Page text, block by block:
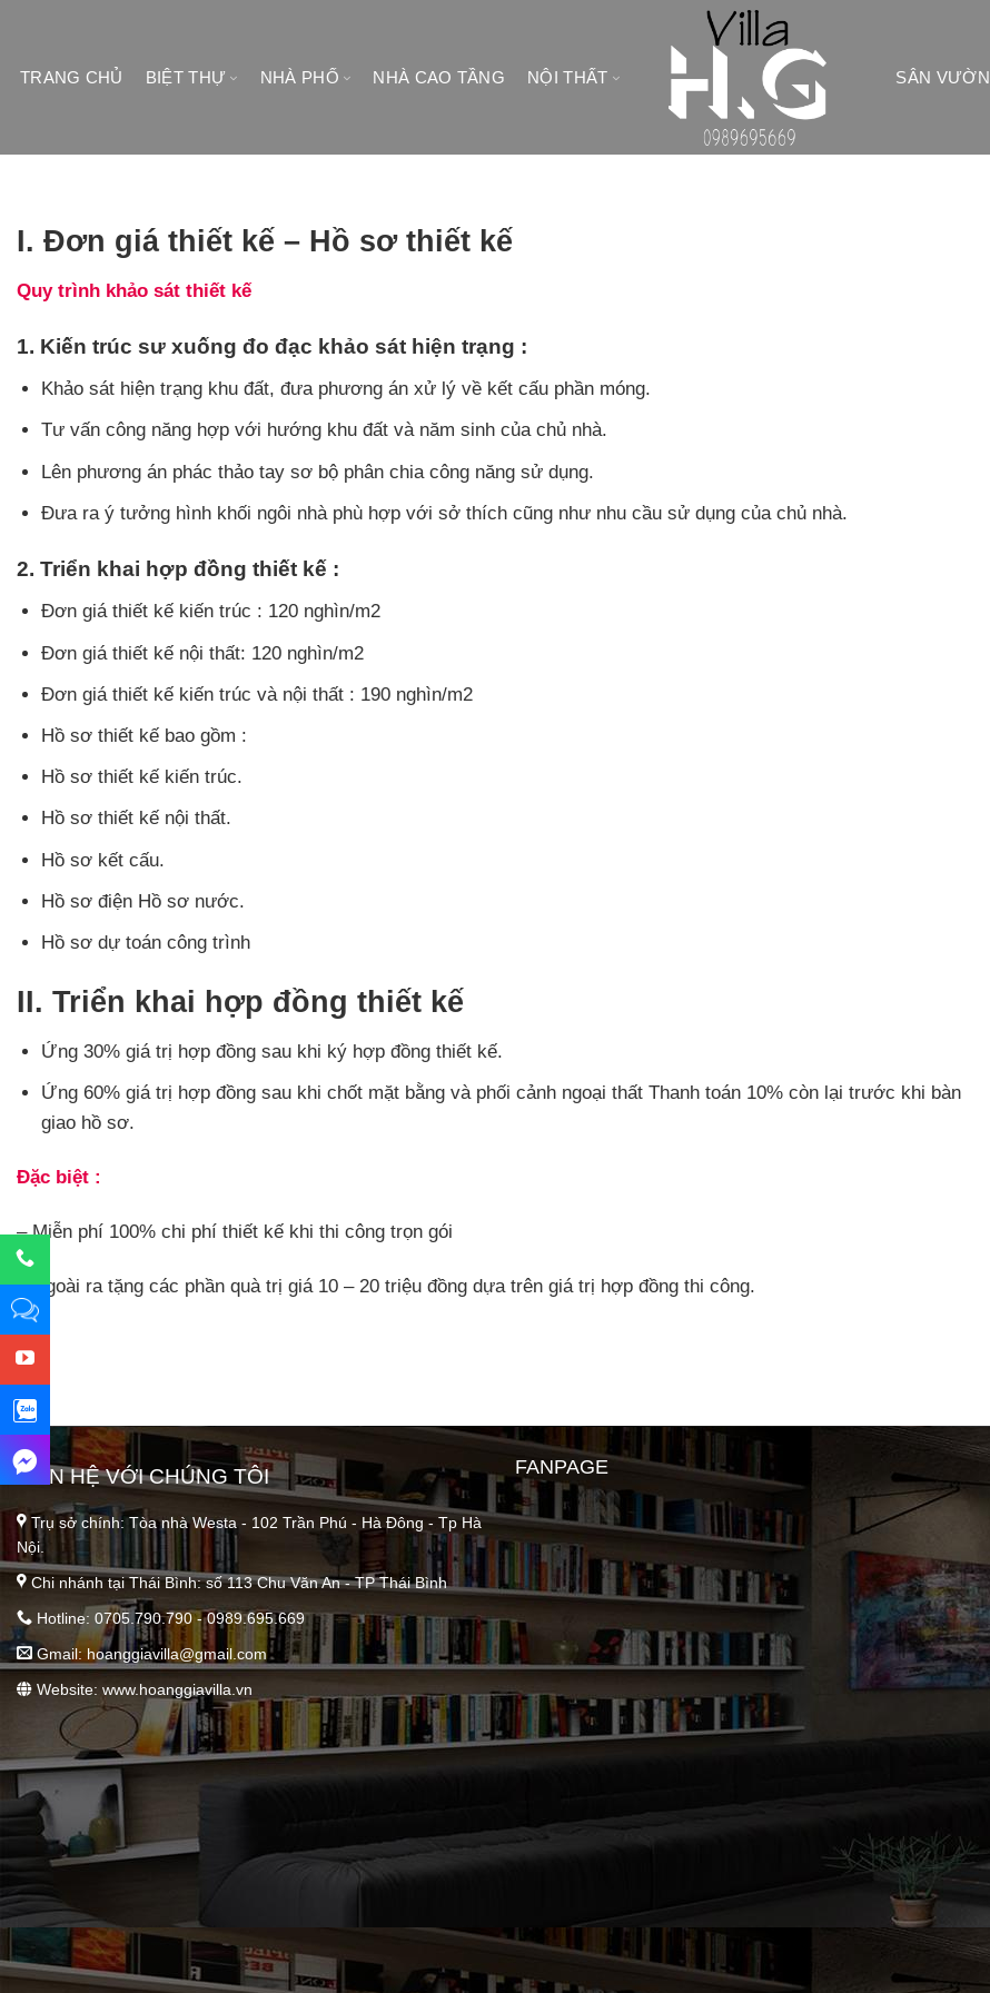
content
TRANG CHỦ BIỆT THỰ NHÀ PHỐ NHÀ CAO TẦNG NỘI THẤT SÂN VƯỜN
I. Đơn giá thiết kế – Hồ sơ thiết kế
Quy trình khảo sát thiết kế
1. Kiến trúc sư xuống đo đạc khảo sát hiện trạng :
Khảo sát hiện trạng khu đất, đưa phương án xử lý về kết cấu phần móng.
Tư vấn công năng hợp với hướng khu đất và năm sinh của chủ nhà.
Lên phương án phác thảo tay sơ bộ phân chia công năng sử dụng.
Đưa ra ý tưởng hình khối ngôi nhà phù hợp với sở thích cũng như nhu cầu sử dụng của chủ nhà.
2. Triển khai hợp đồng thiết kế :
Đơn giá thiết kế kiến trúc : 120 nghìn/m2
Đơn giá thiết kế nội thất: 120 nghìn/m2
Đơn giá thiết kế kiến trúc và nội thất : 190 nghìn/m2
Hồ sơ thiết kế bao gồm :
Hồ sơ thiết kế kiến trúc.
Hồ sơ thiết kế nội thất.
Hồ sơ kết cấu.
Hồ sơ điện Hồ sơ nước.
Hồ sơ dự toán công trình
II. Triển khai hợp đồng thiết kế
Ứng 30% giá trị hợp đồng sau khi ký hợp đồng thiết kế.
Ứng 60% giá trị hợp đồng sau khi chốt mặt bằng và phối cảnh ngoại thất Thanh toán 10% còn lại trước khi bàn
giao hồ sơ.
Đặc biệt :
– Miễn phí 100% chi phí thiết kế khi thi công trọn gói
– Ngoài ra tặng các phần quà trị giá 10 – 20 triệu đồng dựa trên giá trị hợp đồng thi công.
LIÊN HỆ VỚI CHÚNG TÔI
Trụ sở chính: Tòa nhà Westa - 102 Trần Phú - Hà Đông - Tp Hà
Nội.
Chi nhánh tại Thái Bình: số 113 Chu Văn An - TP Thái Bình
Hotline: 0705.790.790 - 0989.695.669
Gmail: hoanggiavilla@gmail.com
Website: www.hoanggiavilla.vn
FANPAGE